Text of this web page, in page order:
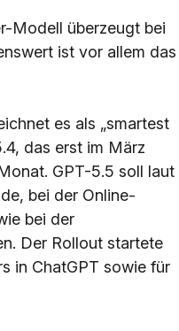
Modell überzeugt bei
ist vor allem das
es als „smartest
das erst im März
GPT-5.5 soll laut
bei der Online-
bei der
Der Rollout startete
in ChatGPT sowie für